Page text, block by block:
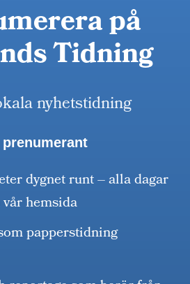
på
Tidning
nyhetstidning
dygnet runt – alla dagar
hemsida
papperstidning